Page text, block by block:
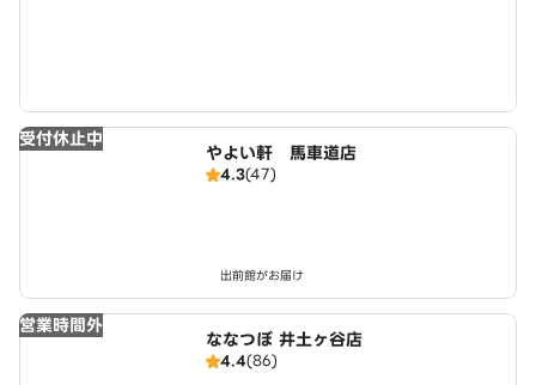
受付休止中
やよい軒 馬車道店
4.3(47)
出前館がお届け
営業時間外
ななつぼ 井土ヶ谷店
4.4(86)